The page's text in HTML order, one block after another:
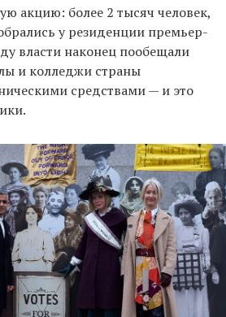
акцию: более 2 тысяч человек,
у резиденции премьер-
власти наконец пообещали
и колледжи страны
средствами — и это